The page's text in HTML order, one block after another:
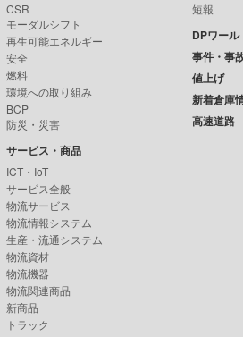
CSR
モーダルシフト
再生可能エネルギー
安全
燃料
環境への取り組み
BCP
防災・災害
サービス・商品
ICT・IoT
サービス全般
物流サービス
物流情報システム
生産・流通システム
物流資材
物流機器
物流関連商品
新商品
トラック
短報
DPワール
事件・事
値上げ
新着倉庫
高速道路